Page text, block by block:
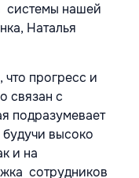
системы нашей
Наталья
что прогресс и
связан с
подразумевает
высоко
и на
сотрудников